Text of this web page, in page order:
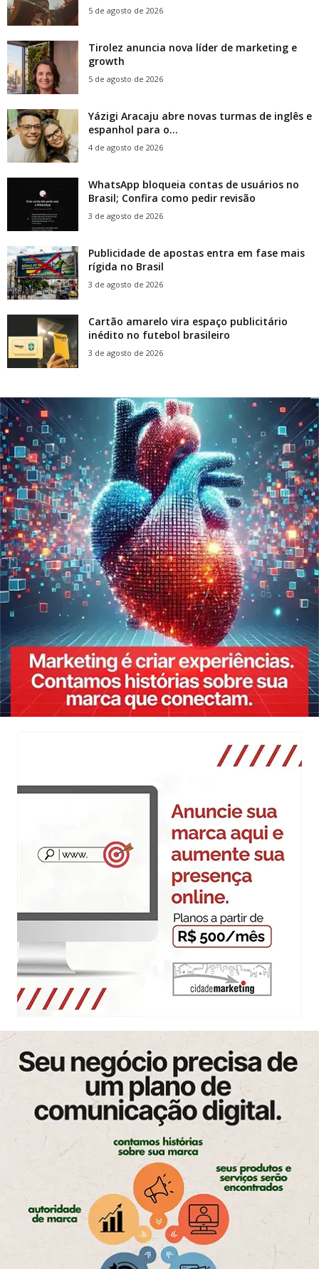
5 de agosto de 2026
Tirolez anuncia nova líder de marketing e
growth
5 de agosto de 2026
Yázigi Aracaju abre novas turmas de inglês e
espanhol para o...
4 de agosto de 2026
WhatsApp bloqueia contas de usuários no
Brasil; Confira como pedir revisão
3 de agosto de 2026
Publicidade de apostas entra em fase mais
rígida no Brasil
3 de agosto de 2026
Cartão amarelo vira espaço publicitário
inédito no futebol brasileiro
3 de agosto de 2026